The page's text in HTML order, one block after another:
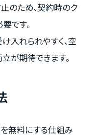
のため、契約時のク
です。
入れられやすく、空
が期待できます。
無料にする仕組み